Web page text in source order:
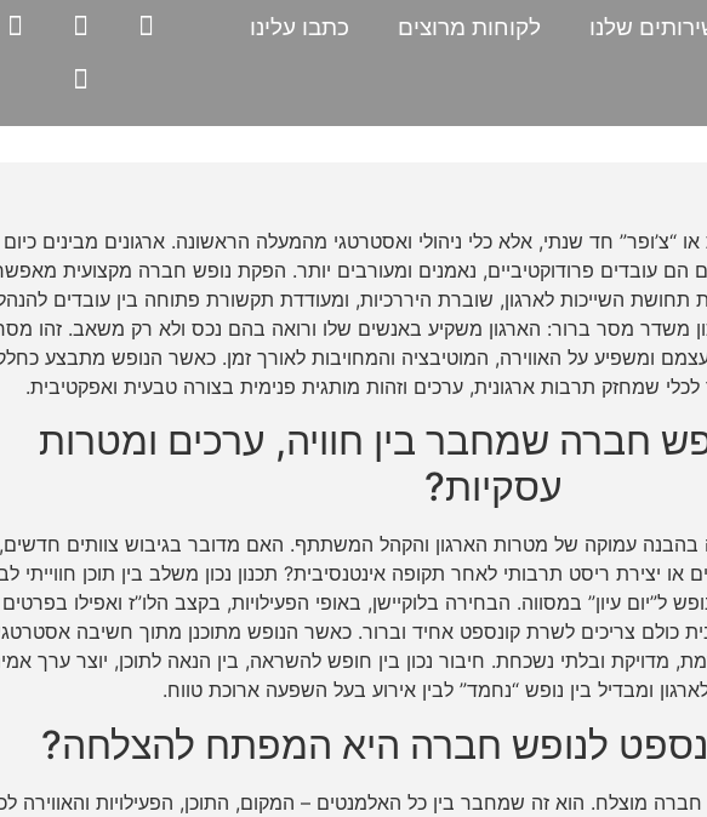
שלנו לקוחות מרוצים כתבו עלינו
“צ’ופר” חד שנתי, אלא כלי ניהולי ואסטרטגי מהמעלה הראשונה. ארגונים מבינים כיום
הם עובדים פרודוקטיביים, נאמנים ומעורבים יותר. הפקת נופש חברה מקצועית
תחושת השייכות לארגון, שוברת היררכיות, ומעודדת תקשורת פתוחה בין עובדים
משדר מסר ברור: הארגון משקיע באנשים שלו ורואה בהם נכס ולא רק משאב. זהו
ומשפיע על האווירה, המוטיבציה והמחויבות לאורך זמן. כאשר הנופש מתבצע
שמחזק תרבות ארגונית, ערכים וזהות מותגית פנימית בצורה טבעית ואפקטיבית.
חברה שמחבר בין חוויה, ערכים ומטרות
עסקיות?
בהבנה עמוקה של מטרות הארגון והקהל המשתתף. האם מדובר בגיבוש צוותים חדשים,
או יצירת ריסט תרבותי לאחר תקופה אינטנסיבית? תכנון נכון משלב בין תוכן חווייתי
ל”יום עיון” במסווה. הבחירה בלוקיישן, באופי הפעילויות, בקצב הלו”ז ואפילו בפרטים
כולם צריכים לשרת קונספט אחיד וברור. כאשר הנופש מתוכנן מתוך חשיבה
מדויקת ובלתי נשכחת. חיבור נכון בין חופש להשראה, בין הנאה לתוכן, יוצר ערך
ומבדיל בין נופש “נחמד” לבין אירוע בעל השפעה ארוכת טווח.
לנופש חברה היא המפתח להצלחה?
מוצלח. הוא זה שמחבר בין כל האלמנטים – המקום, התוכן, הפעילויות והאווירה